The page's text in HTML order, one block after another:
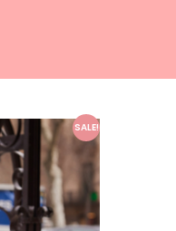
SALE!